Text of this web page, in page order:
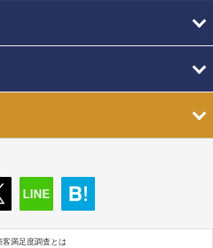
客満足度調査とは